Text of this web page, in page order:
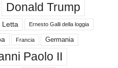
Donald Trump
Letta Ernesto Galli della loggia
Francia Germania
Paolo II